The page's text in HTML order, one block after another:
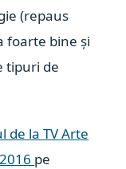
(repaus
foarte bine și
tipuri de
de la TV Arte
pe